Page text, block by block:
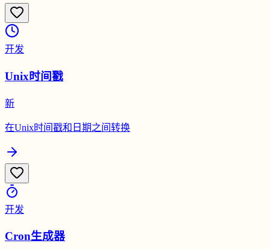
开发
Unix时间戳
新
在Unix时间戳和日期之间转换
开发
Cron生成器